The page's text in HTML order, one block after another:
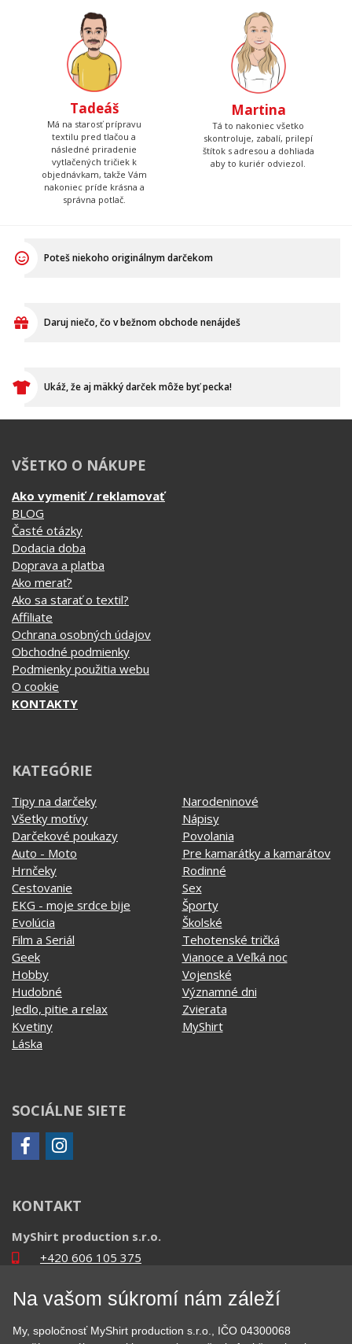
Tadeáš
Má na starosť prípravu
textilu pred tlačou a
následné priradenie
vytlačených tričiek k
objednávkam, takže Vám
nakoniec príde krásna a
správna potlač.
Martina
Tá to nakoniec všetko
skontroluje, zabalí, prilepí
štítok s adresou a dohliada
aby to kuriér odviezol.
Poteš niekoho originálnym darčekom
Daruj niečo, čo v bežnom obchode nenájdeš
Ukáž, že aj mäkký darček môže byť pecka!
VŠETKO O NÁKUPE
Ako vymeniť / reklamovať
BLOG
Časté otázky
Dodacia doba
Doprava a platba
Ako merať?
Ako sa starať o textil?
Affiliate
Ochrana osobných údajov
Obchodné podmienky
Podmienky použitia webu
O cookie
KONTAKTY
KATEGÓRIE
Tipy na darčeky
Všetky motívy
Darčekové poukazy
Auto - Moto
Hrnčeky
Cestovanie
EKG - moje srdce bije
Evolúcia
Film a Seriál
Geek
Hobby
Hudobné
Jedlo, pitie a relax
Kvetiny
Láska
Narodeninové
Nápisy
Povolania
Pre kamarátky a kamarátov
Rodinné
Sex
Športy
Školské
Tehotenské tričká
Vianoce a Veľká noc
Vojenské
Významné dni
Zvierata
MyShirt
SOCIÁLNE SIETE
KONTAKT
MyShirt production s.r.o.
+420 606 105 375
46601 Jablonec nad Nisou, Česko
Na vašom súkromí nám záleží
My, spoločnosť MyShirt production s.r.o., IČO 04300068